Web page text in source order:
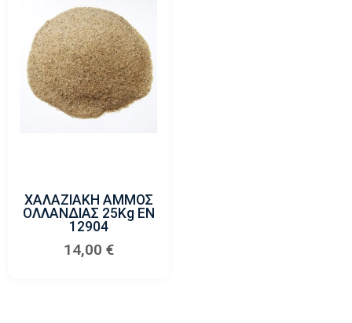
ΧΑΛΑΖΙΑΚΗ ΑΜΜΟΣ
ΟΛΛΑΝΔΙΑΣ 25Kg ΕΝ
12904
14,00 €